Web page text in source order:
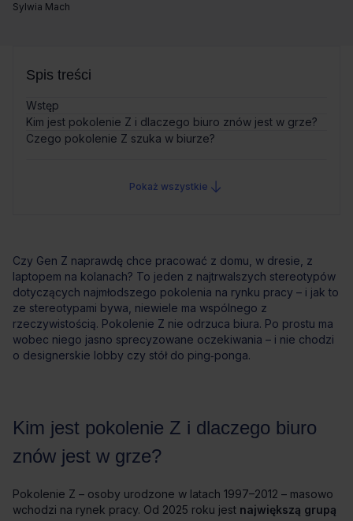
Sylwia Mach
Spis treści
Wstęp
Kim jest pokolenie Z i dlaczego biuro znów jest w grze?
Czego pokolenie Z szuka w biurze?
Pokaż wszystkie
największą grupą